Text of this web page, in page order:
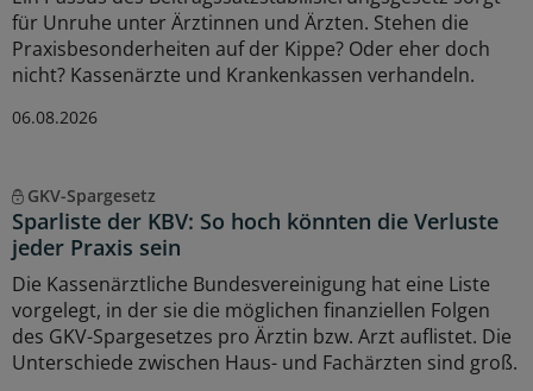
für Unruhe unter Ärztinnen und Ärzten. Stehen die
Praxisbesonderheiten auf der Kippe? Oder eher doch
nicht? Kassenärzte und Krankenkassen verhandeln.
06.08.2026
GKV-Spargesetz
Sparliste der KBV: So hoch könnten die Verluste
jeder Praxis sein
Die Kassenärztliche Bundesvereinigung hat eine Liste
vorgelegt, in der sie die möglichen finanziellen Folgen
des GKV-Spargesetzes pro Ärztin bzw. Arzt auflistet. Die
Unterschiede zwischen Haus- und Fachärzten sind groß.